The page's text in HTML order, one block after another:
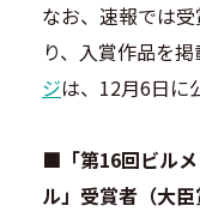
なお、速報では
り、入賞作品を
ジは、12月6日に
■「第16回ビル
ル」受賞者（大臣